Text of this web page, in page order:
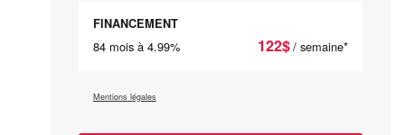
FINANCEMENT
84 mois à 4.99% 122$/ semaine*
Mentions légales